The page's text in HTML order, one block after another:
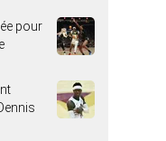
pour